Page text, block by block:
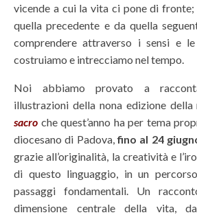
vicende a cui la vita ci pone di
quella precedente e da quella
comprendere attraverso i sensi e
costruiamo e intrecciamo nel tempo.
Noi abbiamo provato a
illustrazioni della nona edizione della
sacro che quest’anno ha per tema
diocesano di Padova,fino al 24
grazie all’originalità, la creatività e
di questo linguaggio, in un
passaggi fondamentali. Un
dimensione centrale della vita,